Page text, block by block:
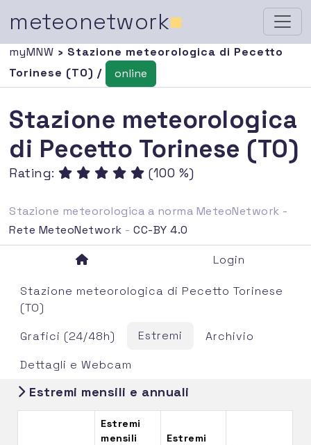
meteonetwork■
myMNW › Stazione meteorologica di Pecetto
Torinese (TO) /
online
Stazione meteorologica
di Pecetto Torinese (TO)
Rating: (100 %)
Stazione meteorologica a norma MeteoNetwork -
Rete MeteoNetwork -CC-BY 4.0
Login
Stazione meteorologica di Pecetto Torinese
(TO)
Grafici (24/48h)
Estremi
Archivio
Dettagli e Webcam
Estremi mensili e annuali
Estremi
mensili
Estremi